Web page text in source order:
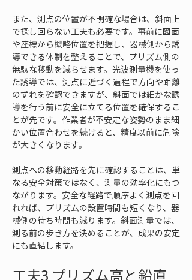
また、測点の位置が不明確な場合は、斜面上
で探し回らない工夫も必要です。事前に図面
や座標から概略位置を把握し、器械側から誘
導できる体制を整えることで、プリズム側の
無駄な移動を減らせます。光波測量機を使っ
た誘導では、測点に近づく過程で方向や距離
のずれを確認できますが、斜面では細かな誘
導を行う前に安全に立てる位置を確保するこ
とが先です。作業者が不安定な姿勢のまま細
かい位置合わせを続けると、精度以前に危険
が大きくなります。
測点への移動経路を先に確認することは、単
なる安全対策ではなく、測量の効率化にもつ
ながります。安全な経路で順序よく測点を回
れれば、プリズムの設置時間も短くなり、器
械側の待ち時間も減ります。斜面測量では、
測る前の歩き方を決めることが、成果の安定
にも直結します。
工夫3 プリズム高と鉛直